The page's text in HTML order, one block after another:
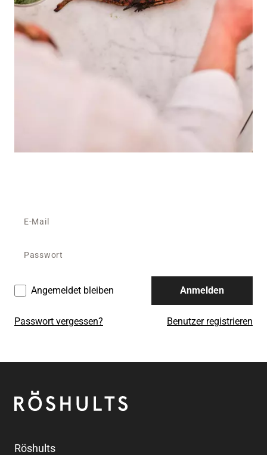
Angemeldet bleiben Anmelden
Passwort vergessen? Benutzer registrieren
Röshults
Röshults